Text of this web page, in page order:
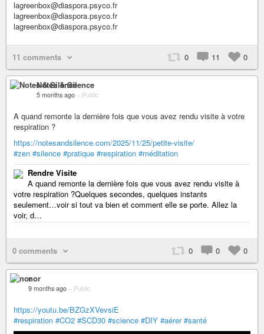
lagreenbox@diaspora.psyco.fr
lagreenbox@diaspora.psyco.fr
lagreenbox@diaspora.psyco.fr
11 comments 0 11 0
Notes & Silence
5 months ago – Public
A quand remonte la dernière fois que vous avez rendu visite à votre
respiration ?
https://notesandsilence.com/2025/11/25/petite-visite/
#zen #silence #pratique #respiration #méditation
Rendre Visite
A quand remonte la dernière fois que vous avez rendu visite à
votre respiration ?Quelques secondes, quelques instants
seulement…voir si tout va bien et comment elle se porte. Allez la
voir, d…
0 comments 0 0 0
nor
9 months ago – Public
https://youtu.be/BZGzXVevsiE
#respiration #CO2 #SCD30 #science #DIY #aérer #santé